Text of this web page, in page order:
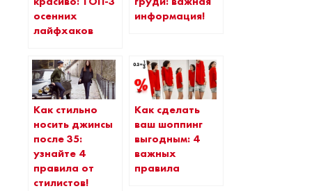
осенних
лайфхаков
информация!
Как стильно
носить джинсы
после 35:
узнайте 4
правила от
стилистов!
Как сделать
ваш шоппинг
выгодным: 4
важных
правила